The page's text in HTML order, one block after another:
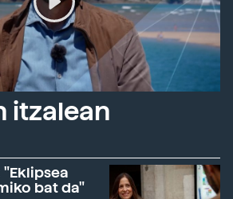
itzalean
bat da"